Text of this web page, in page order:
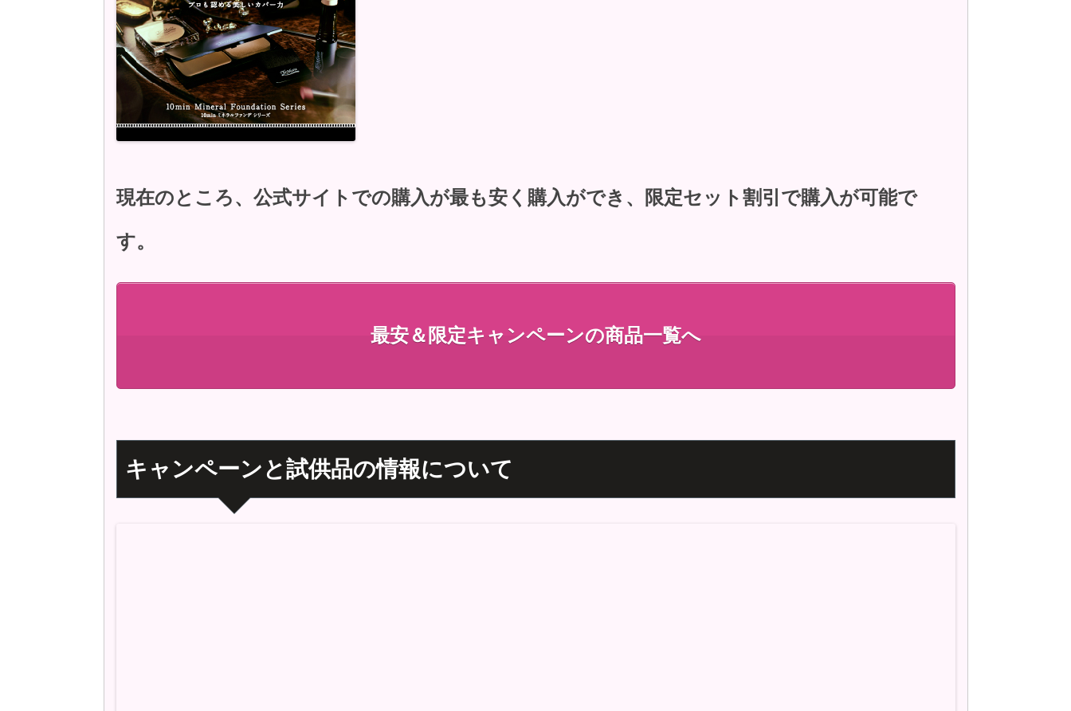
現在のところ、公式サイトでの購入が最も安く購入ができ、限定セット割引で購入が可能で
す。
最安＆限定キャンペーンの商品一覧へ
キャンペーンと試供品の情報について